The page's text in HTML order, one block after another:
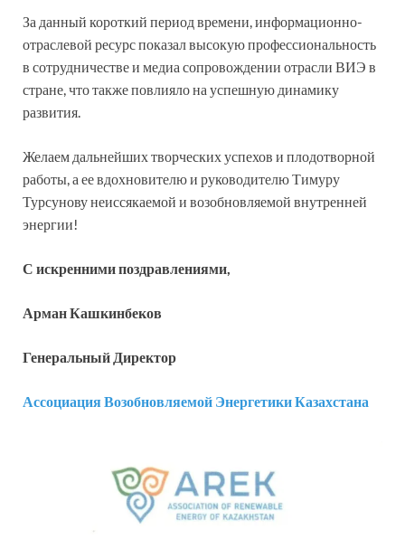
За данный короткий период времени, информационно-
отраслевой ресурс показал высокую профессиональность
в сотрудничестве и медиа сопровождении отрасли ВИЭ в
стране, что также повлияло на успешную динамику
развития.
Желаем дальнейших творческих успехов и плодотворной
работы, а ее вдохновителю и руководителю Тимуру
Турсунову неиссякаемой и возобновляемой внутренней
энергии!
С искренними поздравлениями,
Арман Кашкинбеков
Генеральный Директор
Ассоциация Возобновляемой Энергетики Казахстана